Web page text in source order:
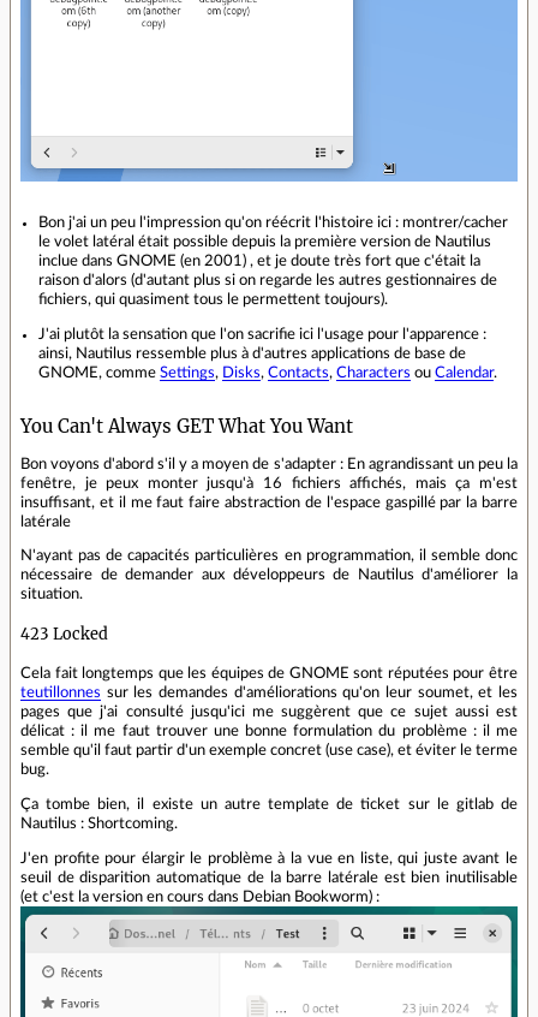
Bon j'ai un peu l'impression qu'on réécrit l'histoire ici : montrer/cacher
le volet latéral était possible depuis la première version de Nautilus
inclue dans GNOME (en 2001) , et je doute très fort que c'était la
raison d'alors (d'autant plus si on regarde les autres gestionnaires de
fichiers, qui quasiment tous le permettent toujours).
J'ai plutôt la sensation que l'on sacrifie ici l'usage pour l'apparence :
ainsi, Nautilus ressemble plus à d'autres applications de base de
GNOME, comme Settings, Disks, Contacts, Characters ou Calendar.
You Can't Always GET What You Want
Bon voyons d'abord s'il y a moyen de s'adapter : En agrandissant un peu la
fenêtre, je peux monter jusqu'à 16 fichiers affichés, mais ça m'est
insuffisant, et il me faut faire abstraction de l'espace gaspillé par la barre
latérale
N'ayant pas de capacités particulières en programmation, il semble donc
nécessaire de demander aux développeurs de Nautilus d'améliorer la
situation.
423 Locked
Cela fait longtemps que les équipes de GNOME sont réputées pour être
teutillonnes sur les demandes d'améliorations qu'on leur soumet, et les
pages que j'ai consulté jusqu'ici me suggèrent que ce sujet aussi est
délicat : il me faut trouver une bonne formulation du problème : il me
semble qu'il faut partir d'un exemple concret (use case), et éviter le terme
bug.
Ça tombe bien, il existe un autre template de ticket sur le gitlab de
Nautilus : Shortcoming.
J'en profite pour élargir le problème à la vue en liste, qui juste avant le
seuil de disparition automatique de la barre latérale est bien inutilisable
(et c'est la version en cours dans Debian Bookworm) :